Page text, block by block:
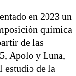
en 2023 un
química
de las
Apolo y Luna,
estudio de la